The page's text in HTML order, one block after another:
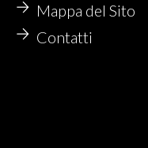
Mappa del Sito
Contatti